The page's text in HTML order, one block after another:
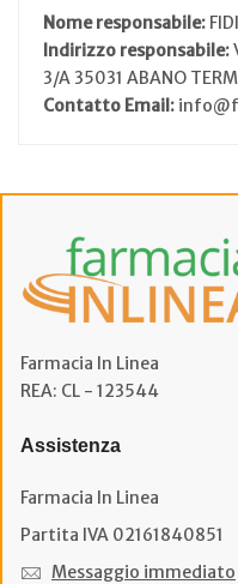
Nome responsabile:
Indirizzo responsabile:
3/A 35031 ABANO
Contatto Email:
Farmacia In Linea
REA: CL - 123544
Assistenza
Farmacia In Linea
Partita IVA 02161840851
Messaggio immediato